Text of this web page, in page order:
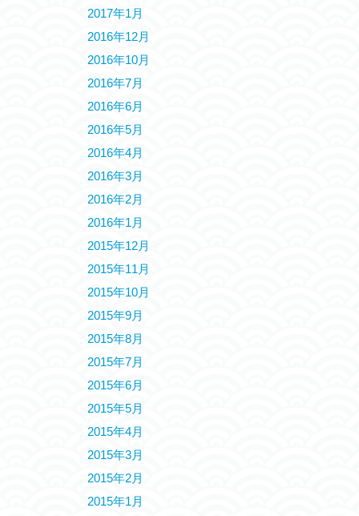
2017年1月
2016年12月
2016年10月
2016年7月
2016年6月
2016年5月
2016年4月
2016年3月
2016年2月
2016年1月
2015年12月
2015年11月
2015年10月
2015年9月
2015年8月
2015年7月
2015年6月
2015年5月
2015年4月
2015年3月
2015年2月
2015年1月